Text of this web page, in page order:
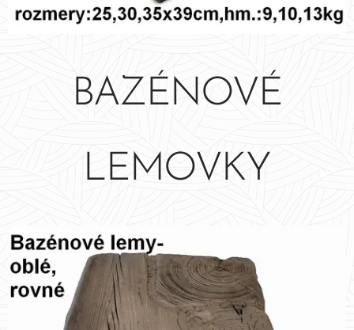
BAZÉNOVÉ
LEMOVKY